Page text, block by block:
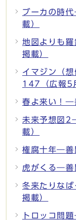
ブーカの時
載）
地図よりも
掲載）
イマジン（
147（広報5
春よ来い！―
未来予想図
載）
権腐十年―善
虎がくる―善
冬来たりな
掲載）
トロッコ問